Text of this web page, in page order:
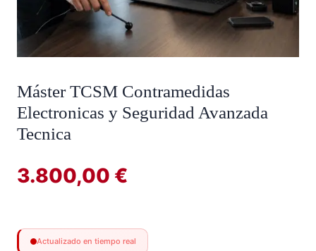
Máster TCSM Contramedidas
Electronicas y Seguridad Avanzada
Tecnica
3.800,00 €
Actualizado en tiempo real